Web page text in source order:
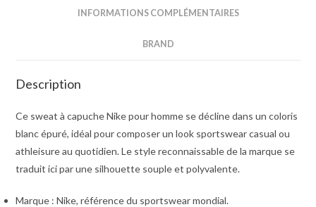
INFORMATIONS COMPLÉMENTAIRES
BRAND
Description
Ce sweat à capuche Nike pour homme se décline dans un coloris
blanc épuré, idéal pour composer un look sportswear casual ou
athleisure au quotidien. Le style reconnaissable de la marque se
traduit ici par une silhouette souple et polyvalente.
Marque : Nike, référence du sportswear mondial.